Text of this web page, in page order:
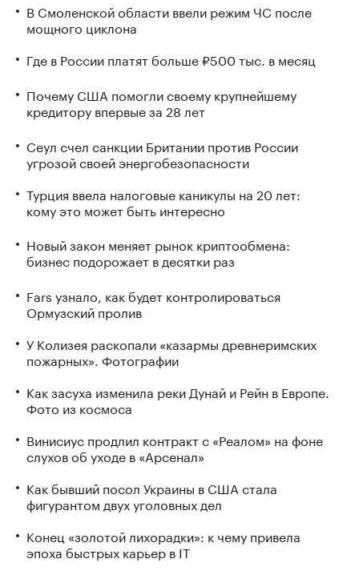
В Смоленской области ввели режим ЧС после
мощного циклона
Где в России платят больше ₽500 тыс. в месяц
Почему США помогли своему крупнейшему
кредитору впервые за 28 лет
Сеул счел санкции Британии против России
угрозой своей энергобезопасности
Турция ввела налоговые каникулы на 20 лет:
кому это может быть интересно
Новый закон меняет рынок криптообмена:
бизнес подорожает в десятки раз
Fars узнало, как будет контролироваться
Ормузский пролив
У Колизея раскопали «казармы древнеримских
пожарных». Фотографии
Как засуха изменила реки Дунай и Рейн в Европе.
Фото из космоса
Винисиус продлил контракт с «Реалом» на фоне
слухов об уходе в «Арсенал»
Как бывший посол Украины в США стала
фигурантом двух уголовных дел
Конец «золотой лихорадки»: к чему привела
эпоха быстрых карьер в IT